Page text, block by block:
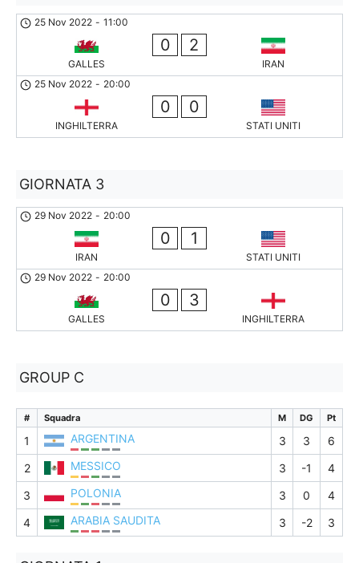
25 Nov 2022 - 11:00
GALLES
0 2
IRAN
25 Nov 2022 - 20:00
INGHILTERRA
0 0
STATI UNITI
GIORNATA 3
29 Nov 2022 - 20:00
IRAN
0 1
STATI UNITI
29 Nov 2022 - 20:00
GALLES
0 3
INGHILTERRA
GROUP C
# Squadra M DG Pt
1 ARGENTINA 3 3
6
2
MESSICO 3 -1
4
3
POLONIA 3 0
4
4
ARABIA SAUDITA 3 -2 3